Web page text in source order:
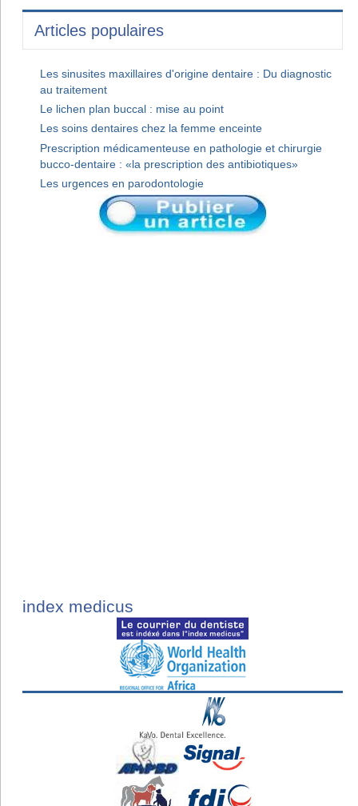
Articles populaires
Les sinusites maxillaires d'origine dentaire : Du diagnostic
au traitement
Le lichen plan buccal : mise au point
Les soins dentaires chez la femme enceinte
Prescription médicamenteuse en pathologie et chirurgie
bucco-dentaire : «la prescription des antibiotiques»
Les urgences en parodontologie
index medicus